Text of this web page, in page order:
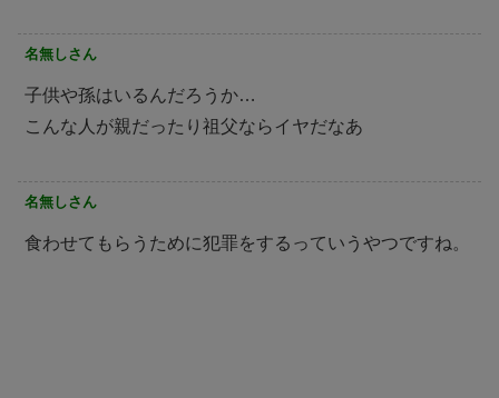
名無しさん
子供や孫はいるんだろうか…
こんな人が親だったり祖父ならイヤだなあ
名無しさん
食わせてもらうために犯罪をするっていうやつですね。